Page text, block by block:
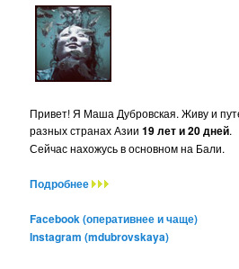
Привет! Я Маша Дубровская. Живу и
разных странах Азии19 лет и 20 дней.
Сейчас нахожусь в основном на Бали.
Подробнее
Facebook (оперативнее и чаще)
Instagram (mdubrovskaya)